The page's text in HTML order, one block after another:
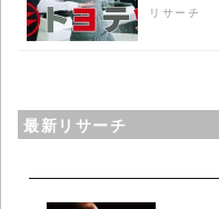
リサーチ
最新リサーチ